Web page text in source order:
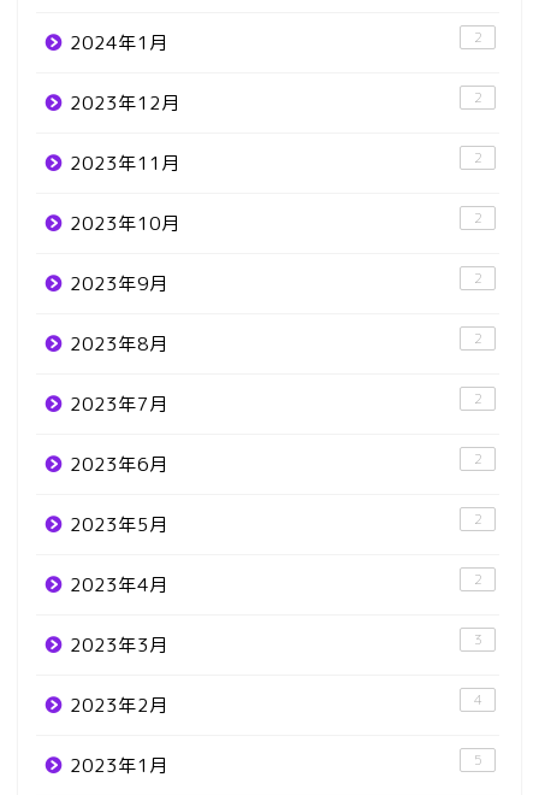
2024年1月 2
2023年12月 2
2023年11月 2
2023年10月 2
2023年9月 2
2023年8月 2
2023年7月 2
2023年6月 2
2023年5月 2
2023年4月 2
2023年3月 3
2023年2月 4
2023年1月 5